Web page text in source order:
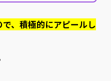
、積極的にアピールし